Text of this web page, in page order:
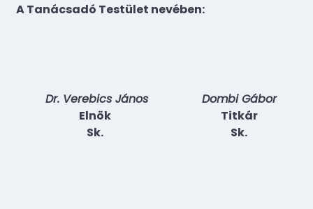
A Tanácsadó Testület nevében:
Dr. Verebics János
Elnök
Sk.
Dombi Gábor
Titkár
Sk.